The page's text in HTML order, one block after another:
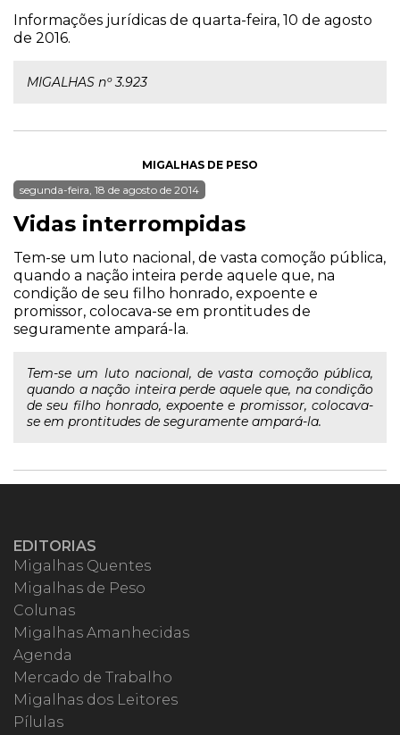
Informações jurídicas de quarta-feira, 10 de agosto
de 2016.
MIGALHAS nº 3.923
MIGALHAS DE PESO
segunda-feira, 18 de agosto de 2014
Vidas interrompidas
Tem-se um luto nacional, de vasta comoção pública,
quando a nação inteira perde aquele que, na
condição de seu filho honrado, expoente e
promissor, colocava-se em prontitudes de
seguramente ampará-la.
Tem-se um luto nacional, de vasta comoção pública,
quando a nação inteira perde aquele que, na condição
de seu filho honrado, expoente e promissor, colocava-
se em prontitudes de seguramente ampará-la.
EDITORIAS
Migalhas Quentes
Migalhas de Peso
Colunas
Migalhas Amanhecidas
Agenda
Mercado de Trabalho
Migalhas dos Leitores
Pílulas